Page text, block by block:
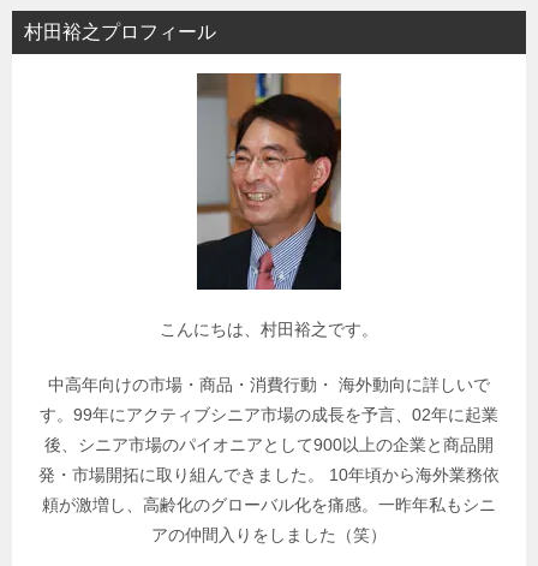
リ
ー
村田裕之プロフィール
こんにちは、村田裕之です。
中高年向けの市場・商品・消費行動・ 海外動向に詳しいで
す。99年にアクティブシニア市場の成長を予言、02年に起業
後、シニア市場のパイオニアとして900以上の企業と商品開
発・市場開拓に取り組んできました。 10年頃から海外業務依
頼が激増し、高齢化のグローバル化を痛感。一昨年私もシニ
アの仲間入りをしました（笑）